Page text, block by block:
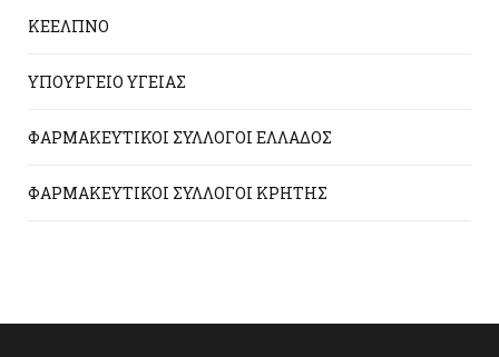
ΚΕΕΛΠΝΟ
ΥΠΟΥΡΓΕΙΟ ΥΓΕΙΑΣ
ΦΑΡΜΑΚΕΥΤΙΚΟΙ ΣΥΛΛΟΓΟΙ ΕΛΛΑΔΟΣ
ΦΑΡΜΑΚΕΥΤΙΚΟΙ ΣΥΛΛΟΓΟΙ ΚΡΗΤΗΣ